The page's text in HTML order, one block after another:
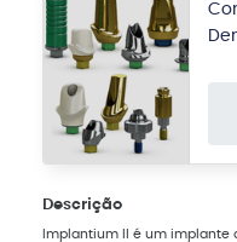
Descrição
Implantium II é um implante